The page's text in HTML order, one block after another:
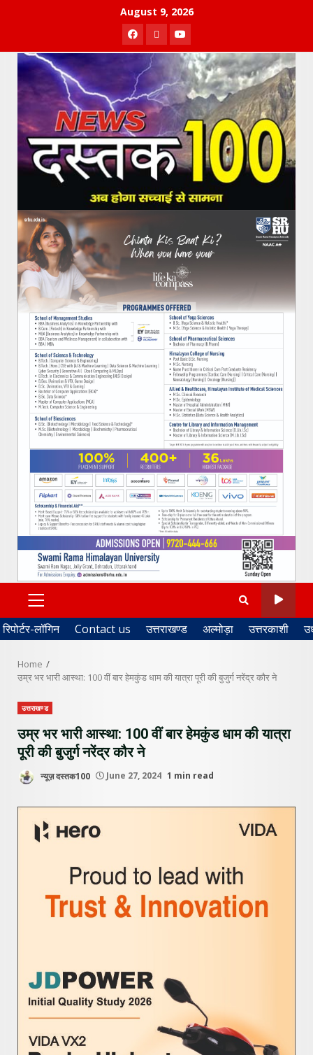
August 9, 2026
Facebook
TwitterYoutube
PRIMARY
MENU
रिपोर्टर-लॉगिन Contact us उत्तराखण्ड अल्मोड़ा उत्तरकाशी
Home
उम्र भर भारी आस्था: 100 वीं बार हेमकुंड धाम की यात्रा पूरी की बुजुर्ग नरेंद्र कौर ने
उत्तराखण्ड
उम्र भर भारी आस्था: 100 वीं बार हेमकुंड धाम की यात्रा
पूरी की बुजुर्ग नरेंद्र कौर ने
न्यूज़ दस्तक100 June 27, 2024 1 min read